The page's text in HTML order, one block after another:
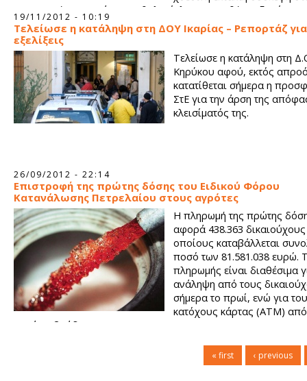
με αφορμή την εμφάνιση αιθαλομίχλης στην Αθήνα εξαιτίας
βιομάζας.
19/11/2012 - 10:19
Τελείωσε η κατάληψη στη ΔΟΥ Ικαρίας – Ρεπορτάζ για
εξελίξεις
Τελείωσε η κατάληψη στη
Κηρύκου αφού, εκτός
κατατίθεται σήμερα η
ΣτΕ για την άρση της
κλεισίματός της.
26/09/2012 - 22:14
Επιστροφή της πρώτης δόσης του Ειδικού Φόρου
Κατανάλωσης Πετρελαίου στους αγρότες
Η πληρωμή της πρώτης
αφορά 438.363
οποίους καταβάλλεται
ποσό των 81.581.038 ευρώ.
πληρωμής είναι διαθέσιμα
ανάληψη από τους
σήμερα το πρωί, ενώ για
κατόχους κάρτας (ΑΤΜ)
αργά το βράδυ.
« first ‹ previous